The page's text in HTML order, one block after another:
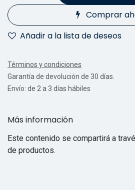
Comprar
Añadir a la lista de deseos
Términos y condiciones
Garantía de devolución de 30 días.
Envío: de 2 a 3 días hábiles
Más información
Este contenido se compartirá a
de productos.